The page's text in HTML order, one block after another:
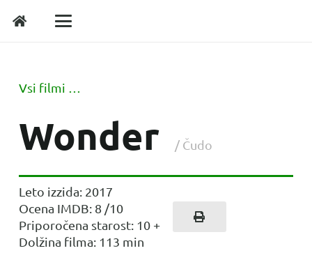
Vsi filmi …
Wonder / Čudo
Leto izzida: 2017
Ocena IMDB: 8 /10
Priporočena starost: 10 +
Dolžina filma: 113 min